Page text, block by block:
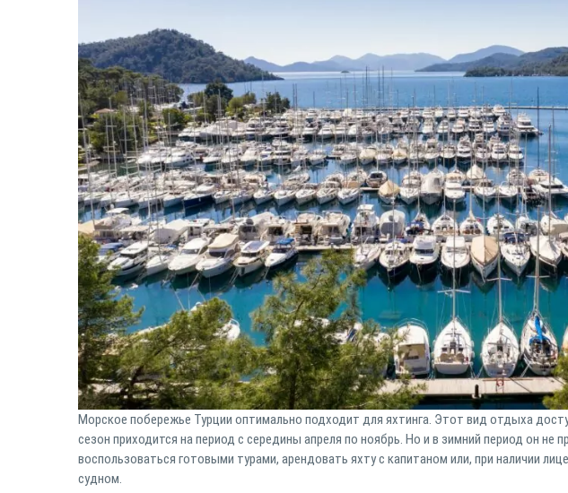
Морское побережье Турции оптимально подходит для яхтинга. Этот вид отдыха
сезон приходится на период с середины апреля по ноябрь. Но и в зимний период он не
воспользоваться готовыми турами, арендовать яхту с капитаном или, при наличии
судном.